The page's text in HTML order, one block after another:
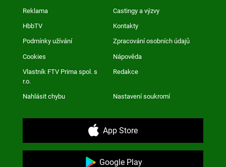
Reklama Castingy a výzvy
HbbTV Kontakty
Podmínky užívání Zpracování osobních údajů
Cookies Nápověda
Vlastník FTV Prima spol. s
r.o.
Redakce
Nahlásit chybu Nastavení soukromí
App Store
Google Play